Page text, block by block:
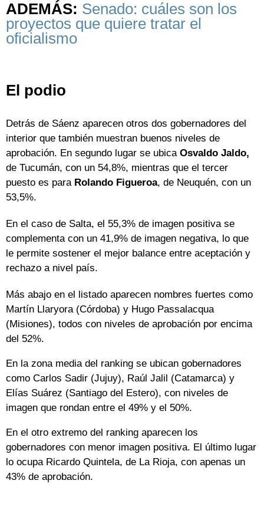
ADEMÁS: Senado: cuáles son los
proyectos que quiere tratar el
oficialismo
El podio
Detrás de Sáenz aparecen otros dos gobernadores del
interior que también muestran buenos niveles de
aprobación. En segundo lugar se ubica Osvaldo Jaldo,
de Tucumán, con un 54,8%, mientras que el tercer
puesto es para Rolando Figueroa, de Neuquén, con un
53,5%.
En el caso de Salta, el 55,3% de imagen positiva se
complementa con un 41,9% de imagen negativa, lo que
le permite sostener el mejor balance entre aceptación y
rechazo a nivel país.
Más abajo en el listado aparecen nombres fuertes como
Martín Llaryora (Córdoba) y Hugo Passalacqua
(Misiones), todos con niveles de aprobación por encima
del 52%.
En la zona media del ranking se ubican gobernadores
como Carlos Sadir (Jujuy), Raúl Jalil (Catamarca) y
Elías Suárez (Santiago del Estero), con niveles de
imagen que rondan entre el 49% y el 50%.
En el otro extremo del ranking aparecen los
gobernadores con menor imagen positiva. El último lugar
lo ocupa Ricardo Quintela, de La Rioja, con apenas un
43% de aprobación.